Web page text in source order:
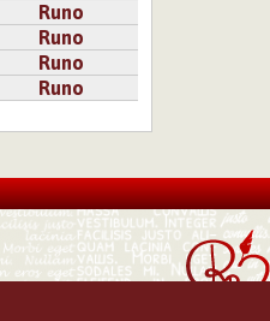
Runo
Runo
Runo
Runo